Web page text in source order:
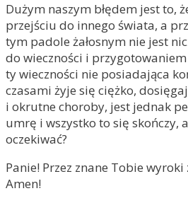
Dużym naszym błędem jest to,
przejściu do innego świata, a
tym padole żałosnym nie jest
do wieczności i
ty wieczności nie posiadająca
czasami żyje się ciężko,
i okrutne choroby, jest jednak
umrę i wszystko to się skończy,
oczekiwać?
Panie! Przez znane Tobie
Amen!